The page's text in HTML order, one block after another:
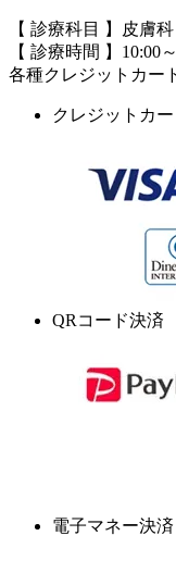
【 診療科目 】皮膚
【 診療時間 】
各種クレジットカー
クレジットカー
QRコード決済
電子マネー決済